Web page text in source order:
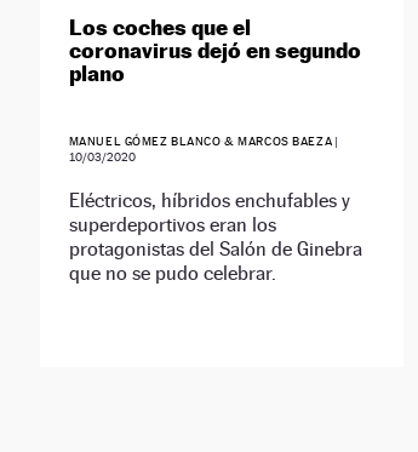
Los coches que el
coronavirus dejó en segundo
plano
MANUEL GÓMEZ BLANCO & MARCOS BAEZA |
10/03/2020
Eléctricos, híbridos enchufables y
superdeportivos eran los
protagonistas del Salón de Ginebra
que no se pudo celebrar.